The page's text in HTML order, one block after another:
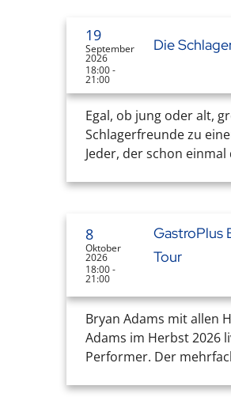
19
September
2026
18:00 -
21:00
Die
Egal, ob jung oder alt,
Schlagerfreunde zu
Jeder, der schon
8
Oktober
2026
18:00 -
21:00
GastroPlus
Tour
Bryan Adams mit allen
Adams im Herbst 2026
Performer. Der